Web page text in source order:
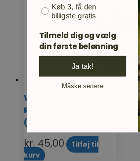
Whitley Neill |
Rhubarb & Ginger Gin
(5 cl)
kr. 45,00
Tilføj til
kurv
Køb 3, få den
billigste gratis
Tilmeld dig og vælg
din første belønning
Ja tak!
Måske senere